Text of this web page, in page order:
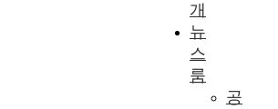
개
뉴
스
룸
공